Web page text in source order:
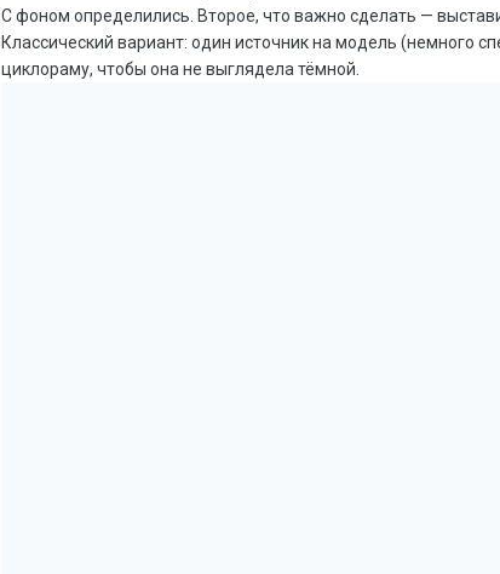
С фоном определились. Второе, что важно сделать —
Классический вариант: один источник на модель (немного
циклораму, чтобы она не выглядела тёмной.